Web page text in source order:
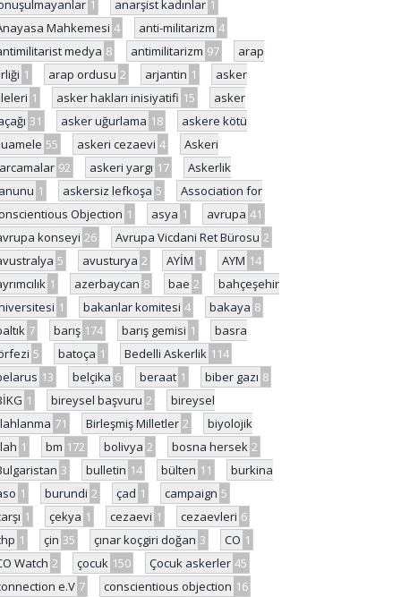
1 anarşist kadınlar 1
Mahkemesi 4 anti-militarizm 4
medya 8 antimilitarizm 97
arap
1 arap ordusu 2 arjantin 1
asker
1 asker hakları inisiyatifi 15
asker
31 asker uğurlama 18
askere kötü
55 askeri cezaevi 4
Askeri
92 askeri yargı 17
Askerlik
1 askersiz lefkoşa 5
Association for
Objection 1 asya 1 avrupa 41
konseyi 26 Avrupa Vicdani Ret Bürosu 2
5 avusturya 2 AYİM 1 AYM 14
1 azerbaycan 8 bae 2
bahçeşehir
1 bakanlar komitesi 4 bakaya 8
7 barış 174 barış gemisi 1
basra
5 batoça 1 Bedelli Askerlik 114
13 belçika 6 beraat 1 biber gazı 8
1 bireysel başvuru 2
bireysel
71 Birleşmiş Milletler 2
biyolojik
1 bm 172 bolivya 2 bosna hersek 2
3 bulletin 14 bülten 11
burkina
1 burundi 2 çad 1 campaign 5
1 çekya 1 cezaevi 1 cezaevleri 6
1 çin 35 çınar koçgiri doğan 3 CO 1
Watch 2 çocuk 150 Çocuk askerler 45
e.V 7 conscientious objection 16